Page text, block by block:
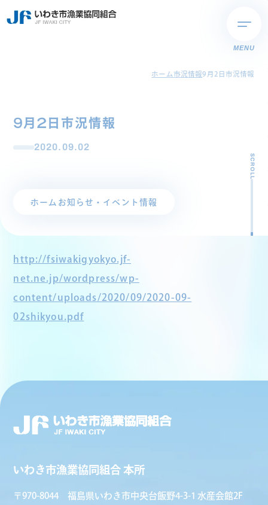
MENU
ホーム市況情報9月2日市況情報
9月2日市況情報
2020.09.02
ホーム お知らせ・イベント情報
SCROLL
http://fsiwakigyokyo.jf-
net.ne.jp/wordpress/wp-
content/uploads/2020/09/2020-09-
02shikyou.pdf
いわき市漁業協同組合 本所
〒970-8044 福島県いわき市中央台飯野4-3-1 水産会館2F